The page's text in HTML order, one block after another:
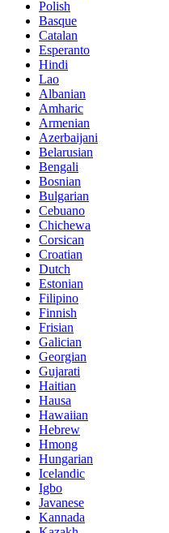
Polish
Basque
Catalan
Esperanto
Hindi
Lao
Albanian
Amharic
Armenian
Azerbaijani
Belarusian
Bengali
Bosnian
Bulgarian
Cebuano
Chichewa
Corsican
Croatian
Dutch
Estonian
Filipino
Finnish
Frisian
Galician
Georgian
Gujarati
Haitian
Hausa
Hawaiian
Hebrew
Hmong
Hungarian
Icelandic
Igbo
Javanese
Kannada